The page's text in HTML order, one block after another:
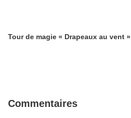
Tour de magie « Drapeaux au vent »
Commentaires